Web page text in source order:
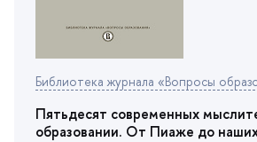
Библиотека журнала «Вопросы
Пятьдесят современных
образовании. От Пиаже до